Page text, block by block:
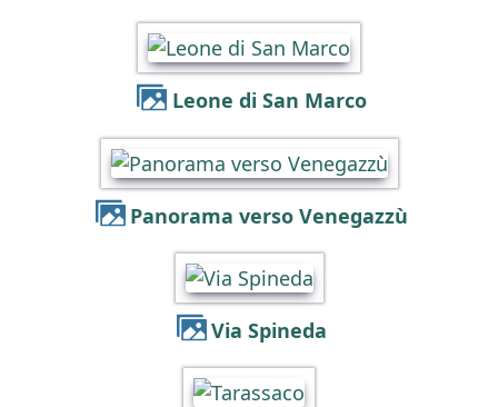
Leone di San Marco
Panorama verso Venegazzù
Via Spineda